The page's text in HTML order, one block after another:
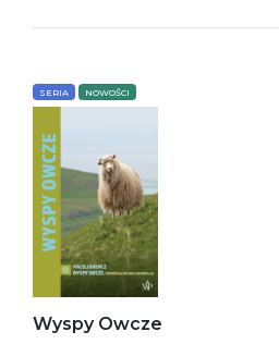
SERIA NOWOŚCI
Wyspy Owcze